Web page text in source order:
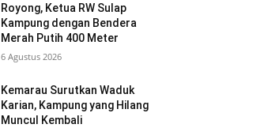
Royong, Ketua RW Sulap
Kampung dengan Bendera
Merah Putih 400 Meter
6 Agustus 2026
Kemarau Surutkan Waduk
Karian, Kampung yang Hilang
Muncul Kembali